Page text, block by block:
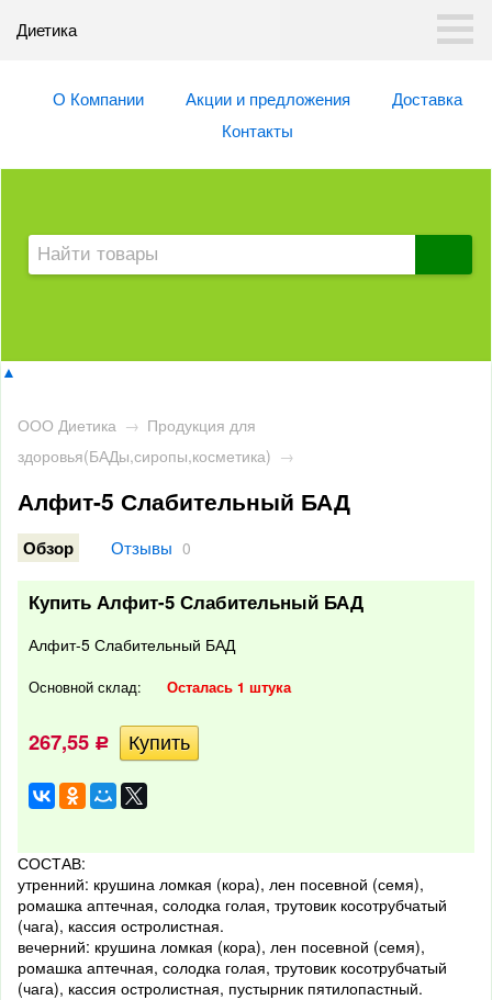
Диетика
О Компании Акции и предложения
Доставка
Контакты
▲
ООО Диетика → Продукция для
здоровья(БАДы,сиропы,косметика) →
Алфит-5 Слабительный БАД
Обзор Отзывы 0
Купить Алфит-5 Слабительный БАД
Алфит-5 Слабительный БАД
Основной склад: Осталась 1 штука
267,55 Р
СОСТАВ:
утренний: крушина ломкая (кора), лен посевной (семя),
ромашка аптечная, солодка голая, трутовик косотрубчатый
(чага), кассия остролистная.
вечерний: крушина ломкая (кора), лен посевной (семя),
ромашка аптечная, солодка голая, трутовик косотрубчатый
(чага), кассия остролистная, пустырник пятилопастный.